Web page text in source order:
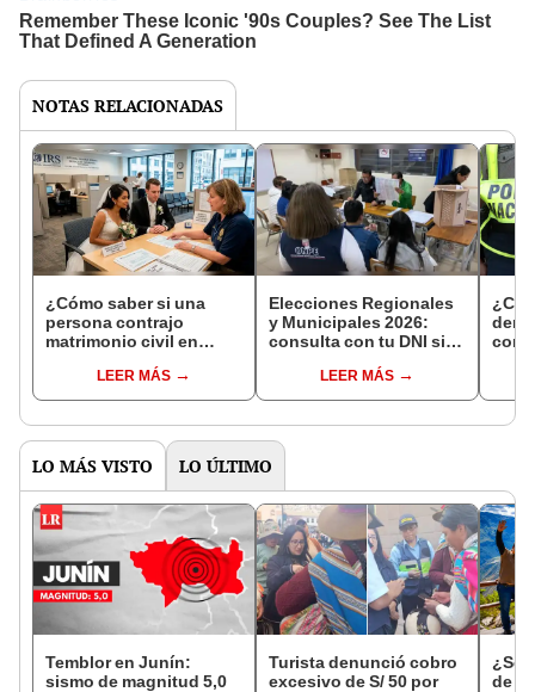
NOTAS RELACIONADAS
¿Cómo saber si una
persona contrajo
matrimonio civil en
LEER MÁS
Elecciones Regionales
y Municipales 2026:
consulta con tu DNI si
de mesa para este 4 de
octubre en el link oficial
LEER MÁS
con
LO MÁS VISTO LO ÚLTIMO
Temblor en Junín:
sismo de magnitud 5,0
Turista denunció cobro
excesivo de S/ 50 por
¿Se
de